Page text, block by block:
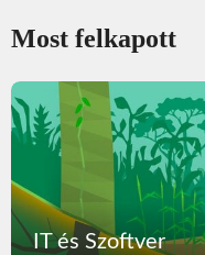
Most felkapott
IT és Szoftver